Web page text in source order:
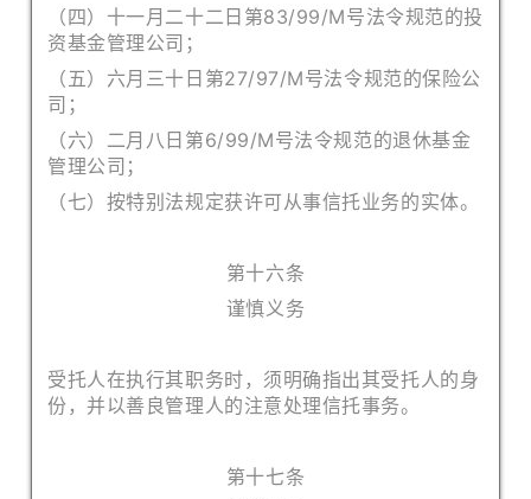
（四）十一月二十二日第83/99/M号法令规范的投
资基金管理公司；
（五）六月三十日第27/97/M号法令规范的保险公
司；
（六）二月八日第6/99/M号法令规范的退休基金
管理公司；
（七）按特别法规定获许可从事信托业务的实体。
第十六条
谨慎义务
受托人在执行其职务时，须明确指出其受托人的身
份，并以善良管理人的注意处理信托事务。
第十七条